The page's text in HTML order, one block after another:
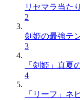
リセマラ当た
2
剣姫の最強テ
3
「剣姫」真夏
4
「リーフ」ネ